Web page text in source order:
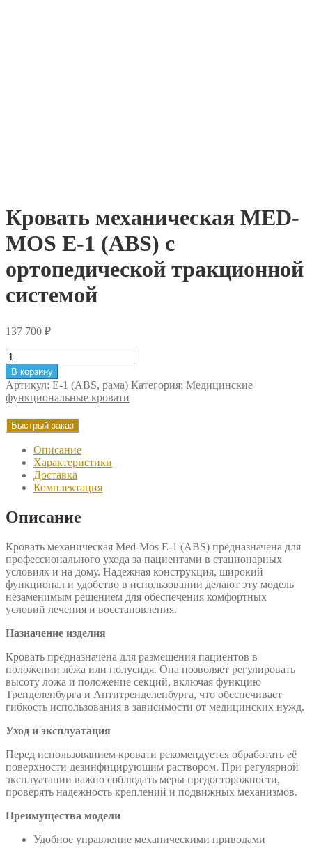
Кровать механическая MED-
MOS Е-1 (ABS) с
ортопедической тракционной
системой
137 700 ₽
Количество
товара
Кровать
механическая
MED-
MOS
Е-1
ортопедической
тракционной
системой
В корзину
Артикул: Е-1 (ABS, рама) Категория: Медицинские
функциональные кровати
Быстрый заказ
Описание
Характеристики
Доставка
Комплектация
Описание
Кровать механическая Med-Mos Е-1 (ABS) предназначена для
профессионального ухода за пациентами в стационарных
условиях и на дому. Надежная конструкция, широкий
функционал и удобство в использовании делают эту модель
незаменимым решением для обеспечения комфортных
условий лечения и восстановления.
Назначение изделия
Кровать предназначена для размещения пациентов в
положении лёжа или полусидя. Она позволяет регулировать
высоту ложа и положение секций, включая функцию
Тренделенбурга и Антитренделенбурга, что обеспечивает
гибкость использования в зависимости от медицинских нужд.
Уход и эксплуатация
Перед использованием кровати рекомендуется обработать её
поверхности дезинфицирующим раствором. При регулярной
эксплуатации важно соблюдать меры предосторожности,
проверять надежность креплений и подвижных механизмов.
Преимущества модели
Удобное управление механическими приводами